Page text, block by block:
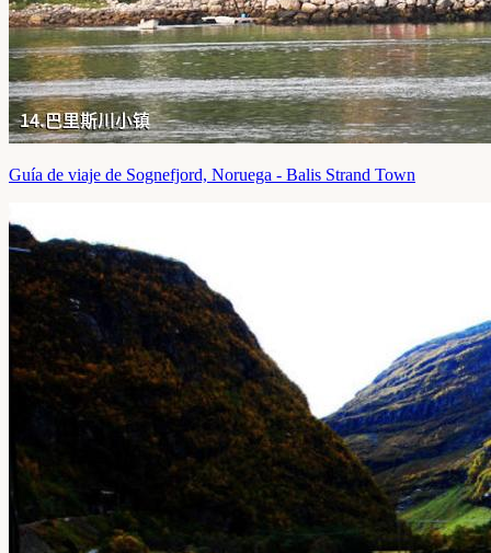
Guía de viaje de Sognefjord, Noruega - Balis Strand Town